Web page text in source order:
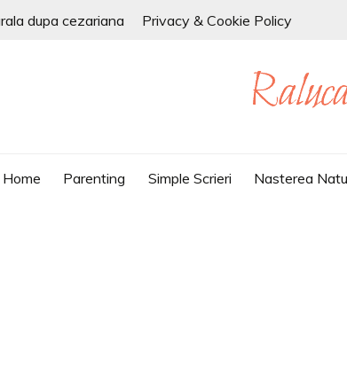
dupa cezariana Privacy & Cookie Policy
Home Parenting Simple Scrieri Nasterea